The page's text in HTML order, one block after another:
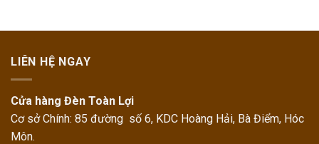
LIÊN HỆ NGAY
Cửa hàng Đèn Toàn Lợi
Cơ sở Chính: 85 đường số 6, KDC Hoàng Hải, Bà Điểm, Hóc
Môn.